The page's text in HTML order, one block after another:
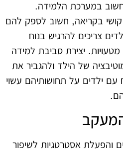
במערכת הלמידה.
קושי בקריאה, חשוב לספק להם
צריכים להרגיש בנוח
יצירת סביבת למידה
של הילד ולהגביר את
עם ילדים על תחושותיהם עשוי
והפעלת אסטרטגיות לשיפור